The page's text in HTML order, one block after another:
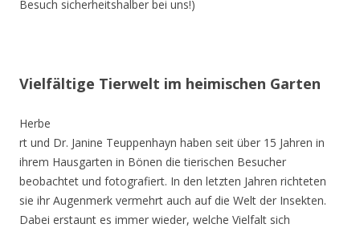
Besuch sicherheitshalber bei uns!)
Vielfältige Tierwelt im heimischen Garten
Herbe
rt und Dr. Janine Teuppenhayn haben seit über 15 Jahren in
ihrem Hausgarten in Bönen die tierischen Besucher
beobachtet und fotografiert. In den letzten Jahren richteten
sie ihr Augenmerk vermehrt auch auf die Welt der Insekten.
Dabei erstaunt es immer wieder, welche Vielfalt sich